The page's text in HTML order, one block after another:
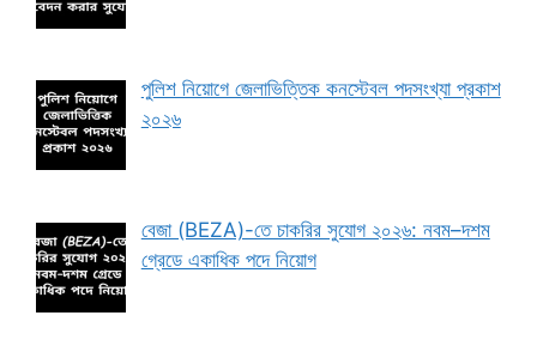
পুলিশ নিয়োগে জেলাভিত্তিক কনস্টেবল পদসংখ্যা প্রকাশ
২০২৬
বেজা (BEZA)-তে চাকরির সুযোগ ২০২৬: নবম–দশম
গ্রেডে একাধিক পদে নিয়োগ